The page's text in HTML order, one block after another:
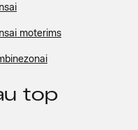
moterims
top